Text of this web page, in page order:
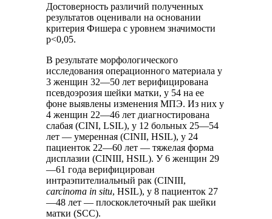
Достоверность различий полученных
результатов оценивали на основании
критерия Фишера с уровнем значимости
p<0,05.
В результате морфологического
исследования операционного материала у
3 женщин 32—50 лет верифицирована
псевдоэрозия шейки матки, у 54 на ее
фоне выявлены изменения МПЭ. Из них у
4 женщин 22—46 лет диагностирована
слабая (CINI, LSIL), у 12 больных 25—54
лет — умеренная (CINII, HSIL), у 24
пациенток 22—60 лет — тяжелая форма
дисплазии (CINIII, HSIL). У 6 женщин 29
—61 года верифицирован
интраэпителиальный рак (CINIII,
carcinoma in situ, HSIL), у 8 пациенток 27
—48 лет — плоскоклеточный рак шейки
матки (SCC).